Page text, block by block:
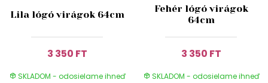
Lila lógó virágok 64cm
3 350 FT
SKLADOM - odosielame ihneď
Fehér lógó virágok
64cm
3 350 FT
SKLADOM - odosielame ihneď